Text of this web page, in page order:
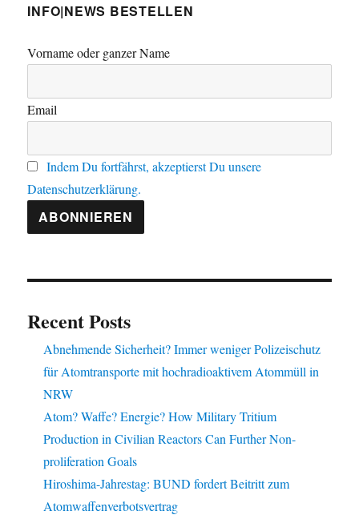
INFO|NEWS BESTELLEN
Vorname oder ganzer Name
Email
Indem Du fortfährst, akzeptierst Du unsere
Datenschutzerklärung.
Recent Posts
Abnehmende Sicherheit? Immer weniger Polizeischutz
für Atomtransporte mit hochradioaktivem Atommüll in
NRW
Atom? Waffe? Energie? How Military Tritium
Production in Civilian Reactors Can Further Non-
proliferation Goals
Hiroshima-Jahrestag: BUND fordert Beitritt zum
Atomwaffenverbotsvertrag